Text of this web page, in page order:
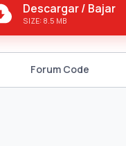
Descargar / Bajar
SIZE: 8.5 MB
Forum Code